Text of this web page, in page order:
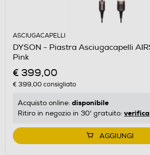
ASCIUGACAPELLI
DYSON - Piastra Asciugacapelli
Pink
€ 399,00
€ 399,00consigliato
Acquisto online: disponibile
Ritiro in negozio in 30' gratuito: verifica
AGGIUNGI